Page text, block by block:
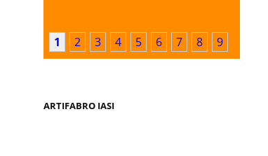
1 2 3 4 5 6 7 8 9
ARTIFABRO IASI